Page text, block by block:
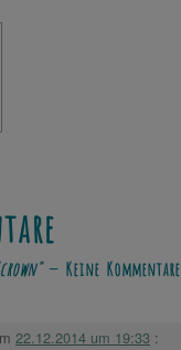
— Keine Kommentare
22.12.2014 um 19:33 :